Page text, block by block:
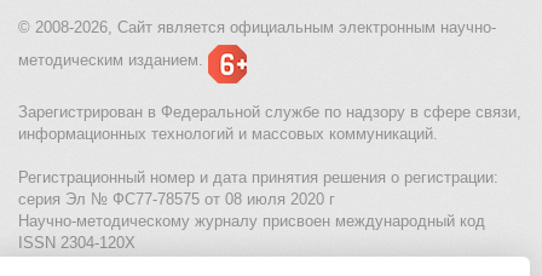
© 2008-2026, Сайт является официальным электронным научно-
методическим изданием.
Зарегистрирован в Федеральной службе по надзору в сфере связи,
информационных технологий и массовых коммуникаций.
Регистрационный номер и дата принятия решения о регистрации:
серия Эл № ФС77-78575 от 08 июля 2020 г
Научно-методическому журналу присвоен международный код
ISSN 2304-120X